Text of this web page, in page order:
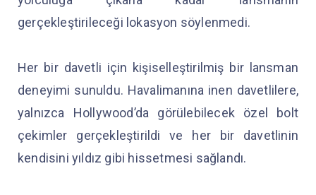
gerçekleştirileceği lokasyon söylenmedi.
Her bir davetli için kişiselleştirilmiş bir lansman
deneyimi sunuldu. Havalimanına inen davetlilere,
yalnızca Hollywood’da görülebilecek özel bolt
çekimler gerçekleştirildi ve her bir davetlinin
kendisini yıldız gibi hissetmesi sağlandı.